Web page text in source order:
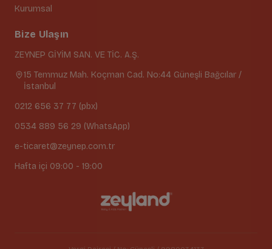
Kurumsal
Bize Ulaşın
ZEYNEP GİYİM SAN. VE TİC. A.Ş.
15 Temmuz Mah. Koçman Cad. No:44 Güneşli Bağcılar /
İstanbul
0212 656 37 77 (pbx)
0534 889 56 29 (WhatsApp)
e-ticaret@zeynep.com.tr
Hafta içi 09:00 - 19:00